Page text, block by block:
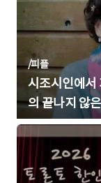
/피플
시조시인에
의 끝나지 않은